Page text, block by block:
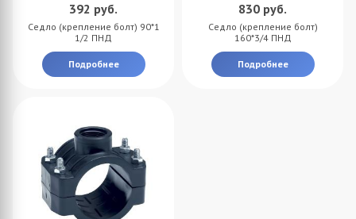
392 руб.
Седло (крепление болт) 90*1
1/2 ПНД
Подробнее
830 руб.
Седло (крепление болт)
160*3/4 ПНД
Подробнее